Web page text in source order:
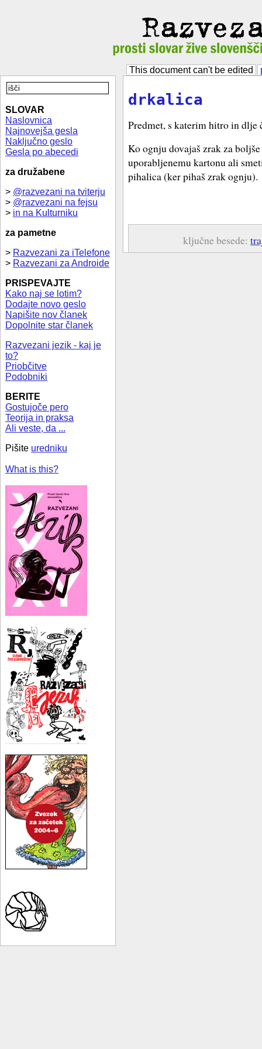
This document can't be edited
SLOVAR
Naslovnica
Najnovejša gesla
Naključno geslo
Gesla po abecedi
za družabene
> @razvezani na tviterju
> @razvezani na fejsu
> in na Kulturniku
za pametne
> Razvezani za iTelefone
> Razvezani za Androide
PRISPEVAJTE
Kako naj se lotim?
Dodajte novo geslo
Napišite nov članek
Dopolnite star članek
Razvezani jezik - kaj je
to?
Priobčitve
Podobniki
BERITE
Gostujoče pero
Teorija in praksa
Ali veste, da ...
Pišite uredniku
What is this?
drkalica
Predmet, s katerim hitro in dlje
Ko ognju dovajaš zrak za
uporabljenemu kartonu ali
pihalica (ker pihaš zrak ognju).
ključne besede: